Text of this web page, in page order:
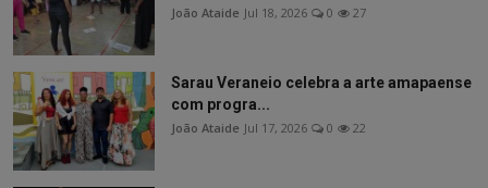
João Ataide Jul 18, 2026 0 27
Sarau Veraneio celebra a arte amapaense
com progra...
João Ataide Jul 17, 2026 0 22